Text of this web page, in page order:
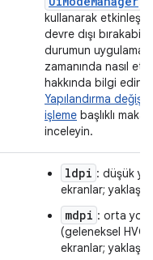
kullanarak
devre dışı
durumun
zamanında nasıl
hakkında bilgi
Yapılandırma
işleme başlıklı
inceleyin.
ldpi : düşük
ekranlar;
mdpi : orta
(geleneksel
ekranlar;